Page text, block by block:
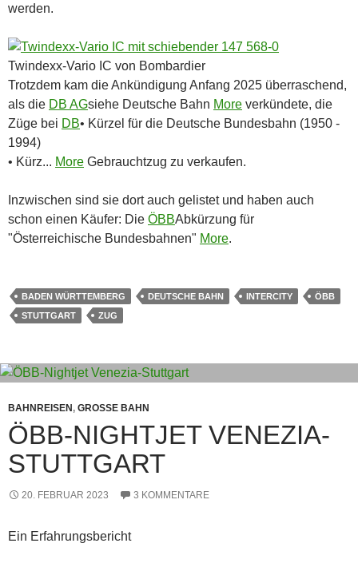
werden.
Twindexx-Vario IC von Bombardier
Trotzdem kam die Ankündigung Anfang 2025 überraschend,
als die DB AGsiehe Deutsche Bahn More verkündete, die
Züge bei DB• Kürzel für die Deutsche Bundesbahn (1950 -
1994)
• Kürz... More Gebrauchtzug zu verkaufen.
Inzwischen sind sie dort auch gelistet und haben auch
schon einen Käufer: Die ÖBBAbkürzung für
"Österreichische Bundesbahnen" More.
BADEN WÜRTTEMBERG DEUTSCHE BAHN INTERCITY
ÖBB
STUTTGART
ZUG
BAHNREISEN , GROSSE BAHN
ÖBB-NIGHTJET VENEZIA-
STUTTGART
20. FEBRUAR 2023 3 KOMMENTARE
Ein Erfahrungsbericht